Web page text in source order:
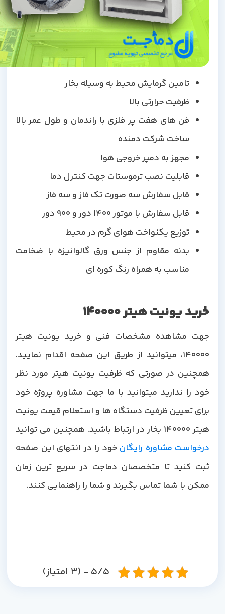
تامین گرمایش محیط به وسیله بخار
ظرفیت حرارتی بالا
فن های هفت پر فلزی با راندمان و طول عمر بالا
ساخت شرکت دمنده
مجهز به دمپر خروجی هوا
قابلیت نصب ترموستات جهت کنترل دما
قابل سفارش سه صورت تک فاز و سه فاز
قابل سفارش با موتور 1400 دور و 900 دور
توزیع یکنواخت هوای گرم در محیط
بدنه مقاوم از جنس ورق گالوانیزه با ضخامت
مناسب به همراه رنگ کوره ای
خرید یونیت هیتر 140000
جهت مشاهده مشخصات فنی و خرید یونیت هیتر
140000، میتوانید از طریق این صفحه اقدام نمایید.
همچنین در صورتی که ظرفیت یونیت هیتر مورد نظر
خود را ندارید میتوانید با ما جهت مشاوره پروژه خود
برای تعیین ظرفیت دستگاه ها و استعلام قیمت یونیت
هیتر 140000 بخار در ارتباط باشید. همچنین می توانید
درخواست مشاوره رایگانخود را در انتهای این صفحه
ثبت کنید تا متخصصان دماجت در سریع ترین زمان
ممکن با شما تماس بگیرند و شما را راهنمایی کنند.
5/5 - (3 امتیاز)